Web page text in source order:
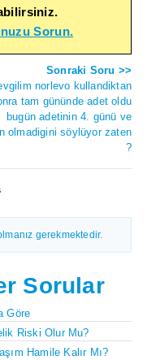
Sorun.
Sonraki Soru >>
norlevo kullandiktan
tam gününde adet oldu
bugün adetinin 4. günü ve
olmadigini söylüyor zaten
?
gerekmektedir.
Sorular
Göre
Riski Olur Mu?
Hamile Kalır Mı?